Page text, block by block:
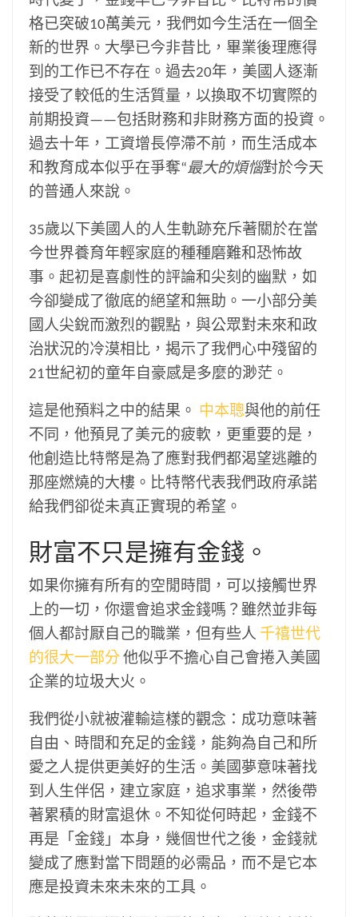
格已突破10萬美元，我們如今生活在一個全
新的世界。大學已今非昔比，畢業後理應得
到的工作已不存在。過去20年，美國人逐漸
接受了較低的生活質量，以換取不切實際的
前期投資——包括財務和非財務方面的投資。
過去十年，工資增長停滯不前，而生活成本
和教育成本似乎在爭奪“最大的煩惱對於今天
的普通人來說。
35歲以下美國人的人生軌跡充斥著關於在當
今世界養育年輕家庭的種種磨難和恐怖故
事。起初是喜劇性的評論和尖刻的幽默，如
今卻變成了徹底的絕望和無助。一小部分美
國人尖銳而激烈的觀點，與公眾對未來和政
治狀況的冷漠相比，揭示了我們心中殘留的
21世紀初的童年自豪感是多麼的渺茫。
這是他預料之中的結果。 中本聰與他的前任
不同，他預見了美元的疲軟，更重要的是，
他創造比特幣是為了應對我們都渴望逃離的
那座燃燒的大樓。比特幣代表我們政府承諾
給我們卻從未真正實現的希望。
財富不只是擁有金錢。
如果你擁有所有的空閒時間，可以接觸世界
上的一切，你還會追求金錢嗎？雖然並非每
個人都討厭自己的職業，但有些人 千禧世代
的很大一部分 他似乎不擔心自己會捲入美國
企業的垃圾大火。
我們從小就被灌輸這樣的觀念：成功意味著
自由、時間和充足的金錢，能夠為自己和所
愛之人提供更美好的生活。美國夢意味著找
到人生伴侶，建立家庭，追求事業，然後帶
著累積的財富退休。不知從何時​​起，金錢不
再是「金錢」本身，幾個世代之後，金錢就
變成了應對當下問題的必需品，而不是它本
應是投資未來未來的工具。